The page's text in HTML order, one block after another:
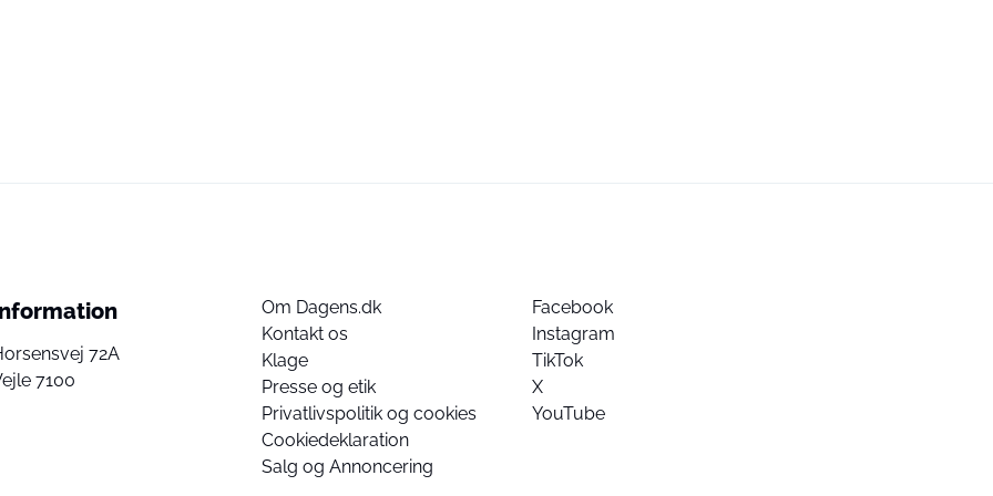
72A
7100
Om Dagens.dk
Kontakt os
Klage
Presse og etik
Privatlivspolitik og cookies
Cookiedeklaration
Salg og Annoncering
Facebook
Instagram
TikTok
X
YouTube